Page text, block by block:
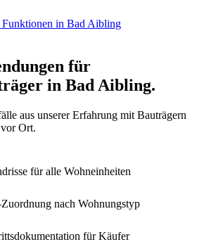
in Bad Aibling
für
in Bad Aibling.
aus unserer Erfahrung mit Bauträgern
Ort.
für alle Wohneinheiten
nach Wohnungstyp
für Käufer